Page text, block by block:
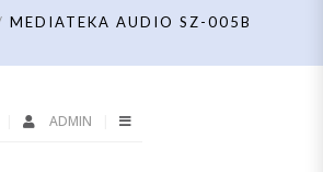
MEDIATEKA AUDIO SZ-005B
ADMIN